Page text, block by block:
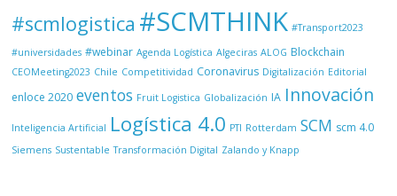
#scmlogistica #SCMTHINK #Transport2023
#universidades #webinar Agenda Logística Algeciras ALOG Blockchain
CEOMeeting2023 Chile Competitividad Coronavirus Digitalización Editorial
enloce 2020 eventos Fruit Logistica Globalización IA Innovación
Inteligencia Artificial Logística 4.0 PTI Rotterdam SCM scm 4.0
Siemens Sustentable Transformación Digital Zalando y Knapp